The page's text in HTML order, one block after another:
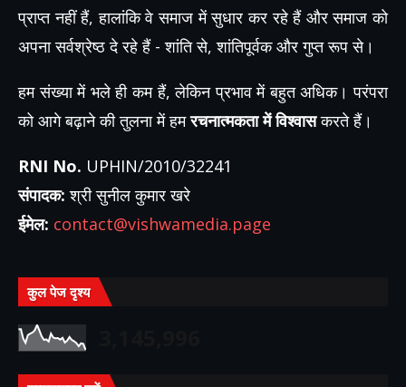
प्राप्त नहीं हैं, हालांकि वे समाज में सुधार कर रहे हैं और समाज को
अपना सर्वश्रेष्ठ दे रहे हैं - शांति से, शांतिपूर्वक और गुप्त रूप से।
हम संख्या में भले ही कम हैं, लेकिन प्रभाव में बहुत अधिक। परंपरा
को आगे बढ़ाने की तुलना में हमरचनात्मकता में विश्वासकरते हैं।
RNI No. UPHIN/2010/32241
संपादक: श्री सुनील कुमार खरे
ईमेल: contact@vishwamedia.page
कुल पेज दृश्य